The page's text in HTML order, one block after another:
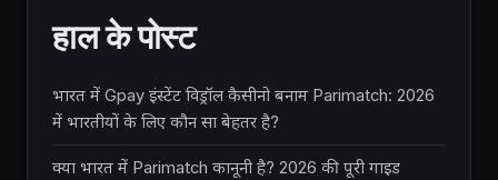
हाल के पोस्ट
भारत में Gpay इंस्टेंट विड्रॉल कैसीनो बनाम Parimatch: 2026
में भारतीयों के लिए कौन सा बेहतर है?
क्या भारत में Parimatch कानूनी है? 2026 की पूरी गाइड